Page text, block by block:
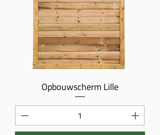
Opbouwscherm Lille